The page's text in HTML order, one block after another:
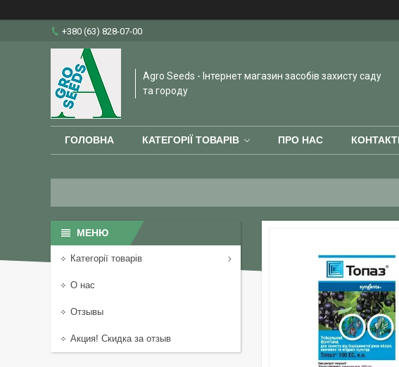
+380 (63) 828-07-00
Agro Seeds - Інтернет магазин засобів захисту саду
та городу
ГОЛОВНА КАТЕГОРІЇ ТОВАРІВ ПРО НАС
Категорії товарів
О нас
Отзывы
Акция! Скидка за отзыв